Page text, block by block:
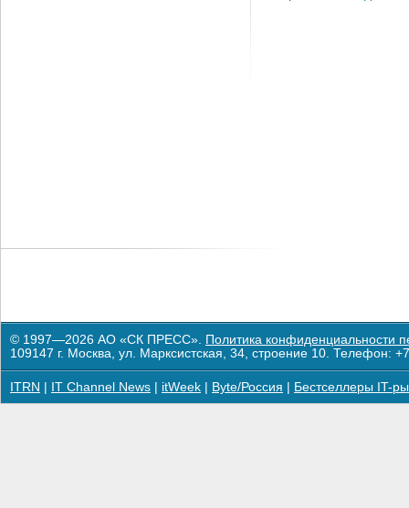
© 1997—2026 АО «СК ПРЕСС». Политика конфиденциальности
109147 г. Москва, ул. Марксистская, 34, строение 10. Телефон:
ITRN IT Channel News itWeek Byte/Россия Бестселлеры IT-